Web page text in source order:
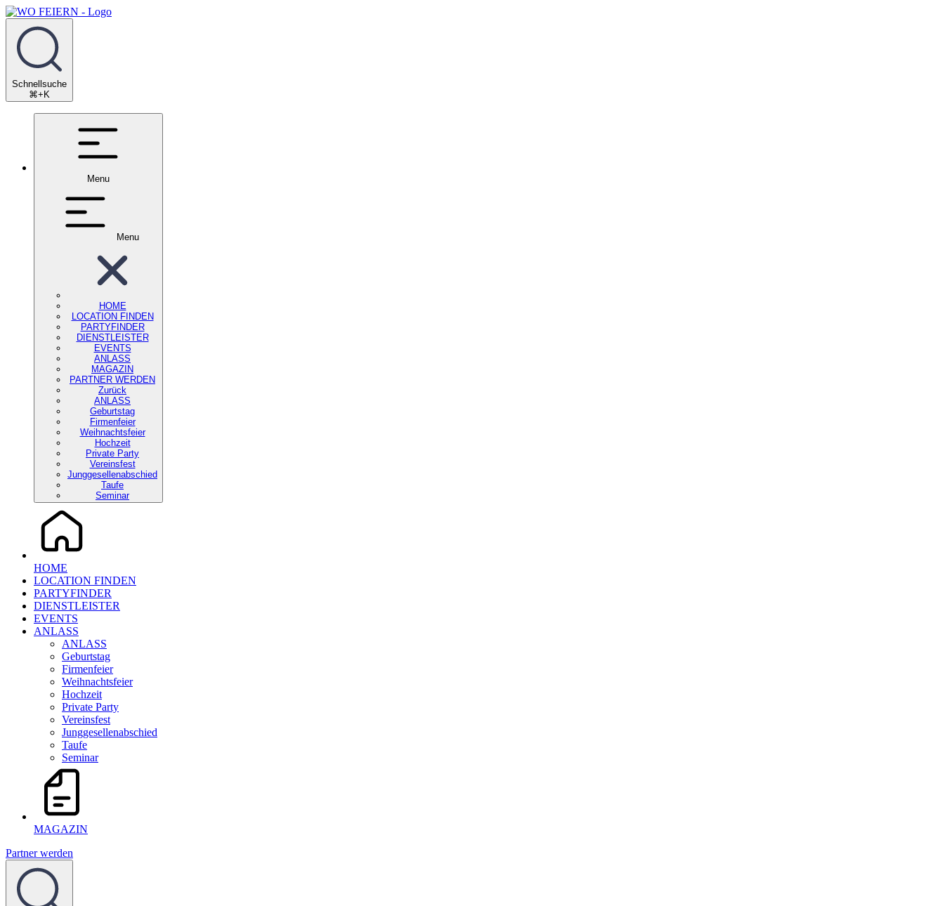
Schnellsuche
⌘+K
Menu
Menu
HOME
LOCATION FINDEN
PARTYFINDER
DIENSTLEISTER
EVENTS
ANLASS
MAGAZIN
PARTNER WERDEN
Zurück
ANLASS
Geburtstag
Firmenfeier
Weihnachtsfeier
Hochzeit
Private Party
Vereinsfest
Junggesellenabschied
Taufe
Seminar
HOME
LOCATION FINDEN
PARTYFINDER
DIENSTLEISTER
EVENTS
ANLASS
ANLASS
Geburtstag
Firmenfeier
Weihnachtsfeier
Hochzeit
Private Party
Vereinsfest
Junggesellenabschied
Taufe
Seminar
MAGAZIN
Partner werden